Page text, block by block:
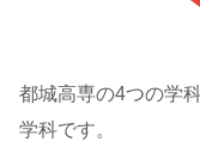
都城高専の4つの学
学科です。